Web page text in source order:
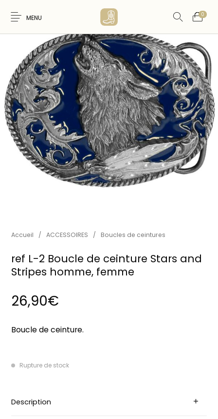
MENU 0
Nouveaux
Produits
FEMME HOMME
WESTERN &
COUNTRY
ARTISANAT
AMERINDIEN
ACCESSOIRES CEINTURES CARTES CADEAUX
Accueil / ACCESSOIRES / Boucles de ceintures
ref L-2 Boucle de ceinture Stars and
Stripes homme, femme
26,90€
Boucle de ceinture.
Rupture de stock
Description